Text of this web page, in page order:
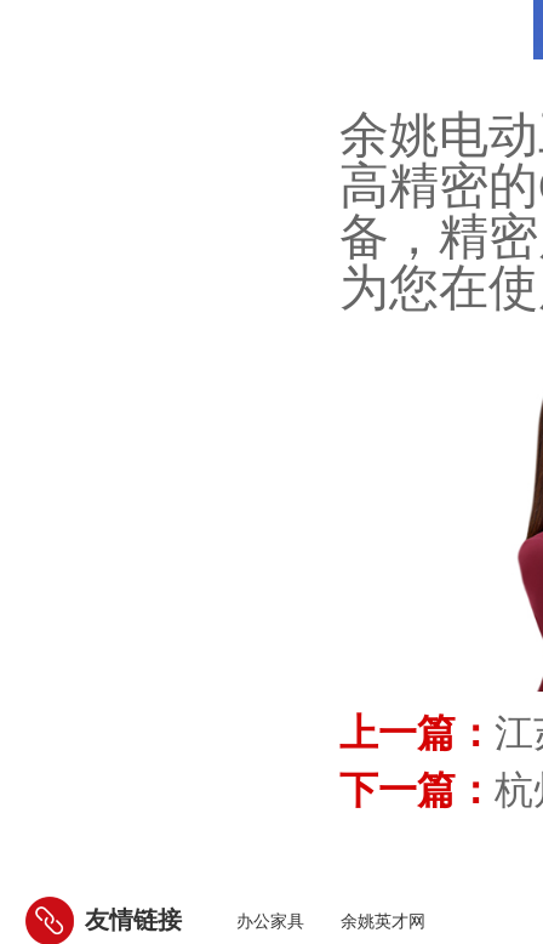
余姚电
高精密
备，精
为您在
上一篇： 江
下一篇： 杭
友情链接 办公家具 余姚英才网